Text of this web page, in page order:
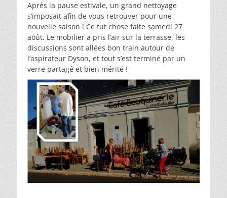
Après la pause estivale, un grand nettoyage
s’imposait afin de vous retrouver pour une
nouvelle saison ! Ce fut chose faite samedi 27
août. Le mobilier a pris l’air sur la terrasse, les
discussions sont allées bon train autour de
l’aspirateur Dyson, et tout s’est terminé par un
verre partagé et bien mérité !